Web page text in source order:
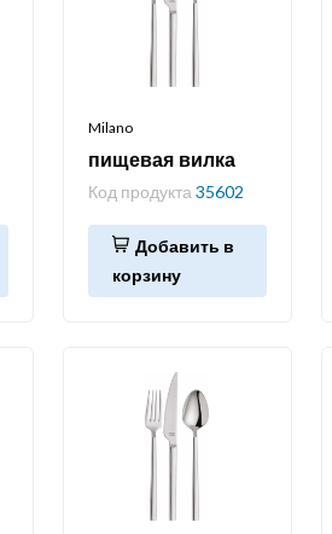
Milano
пищевая вилка
Код продукта35602
Добавить в
корзину